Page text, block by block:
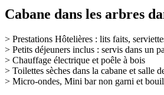
Cabane dans les arbres
> Prestations Hôtelières : lits faits,
> Petits déjeuners inclus : servis dans un
> Chauffage électrique et poêle à bois
> Toilettes sèches dans la cabane et salle
> Micro-ondes, Mini bar non garni et